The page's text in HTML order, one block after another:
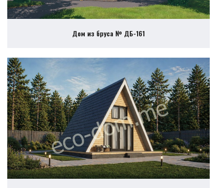
Дом из бруса № ДБ-161